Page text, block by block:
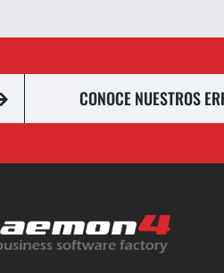
CONOCE NUESTROS